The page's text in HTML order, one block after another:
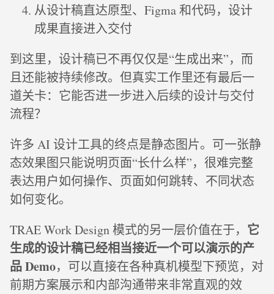
从设计稿直达原型、Figma 和代码，设计
成果直接进入交付
到这里，设计稿已不再仅仅是“生成出来”，而
且还能被持续修改。但真实工作里还有最后一
道关卡：它能否进一步进入后续的设计与交付
流程？
许多 AI 设计工具的终点是静态图片。可一张静
态效果图只能说明页面“长什么样”，很难完整
表达用户如何操作、页面如何跳转、不同状态
如何变化。
TRAE Work Design 模式的另一层价值在于， 它
生成的设计稿已经相当接近一个可以演示的产
品 Demo，可以直接在各种真机模型下预览，对
前期方案展示和内部沟通带来非常直观的效